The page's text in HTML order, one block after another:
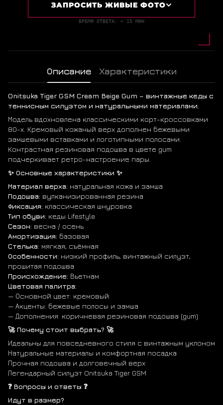
ЗАПРОСИТЬ ЖИВЫЕ ФОТО
ВРЕМЯ ОТВЕТА: < 15 МИН
Описание Характеристики
Onitsuka Tiger GSM Cream Beige Gum – винтажные кеды с
теннисным силуэтом и натуральными материалами.
Модель вдохновлена классическими корт-кроссовками
80-х. Кремовый кожаный верх дополнен бежевыми
замшевыми вставками и логотипными полосами.
Контрастная резиновая подошва в цвете gum
подчеркивает ретро-настроение пары.
✨ Основные характеристики ✨
Материал верха: натуральная кожа и замша
Подошва: вулканизированная резина
Фиксация: классическая шнуровка
Тип обуви: кеды Lifestyle
Сезон: весна / осень
Амортизация: базовая
Стелька: мягкая, съёмная
Особенности: низкий профиль, винтажный силуэт,
прошитая подошва
Происхождение: Вьетнам
Цветовая палитра:
— Основной цвет: кремовый
— Акценты: бежевые полосы и замша
— Дополнения: коричневая резиновая подошва (gum)
🚀 Почему стоит выбрать? 🚀
Идеальны для повседневного стиля с винтажным уклоном
Натуральные материалы и комфортная посадка
Прочная подошва и долговечный верх
Легендарный силуэт Onitsuka Tiger GSM
❓ Вопросы и ответы ❓
Идут в размер?